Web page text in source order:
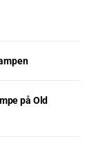
på Old